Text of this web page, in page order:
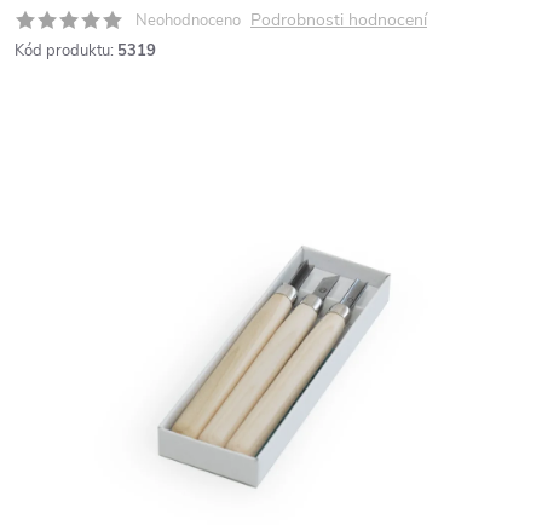
Neohodnoceno Podrobnosti hodnocení
Kód produktu: 5319